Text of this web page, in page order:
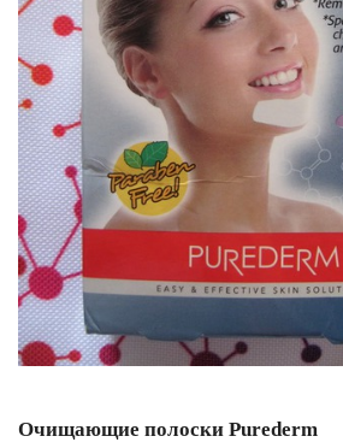
Очищающие полоски Purederm